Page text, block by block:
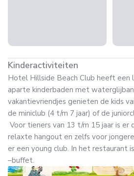
Kinderactiviteiten
Hotel Hillside Beach Club heeft
aparte kinderbaden met
vakantievriendjes genieten de kids
de miniclub (4 t/m 7 jaar) of de
Voor tieners van 13 t/m 15 jaar is
relaxte hangout en zelfs voor
er een young club. In het restaurant
–buffet.